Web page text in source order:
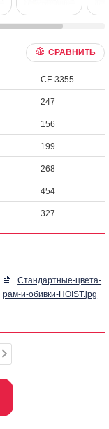
СРАВНИТЬ
CF-3355
247
156
199
268
454
327
Стандартные-цвета-
рам-и-обивки-HOIST.jpg